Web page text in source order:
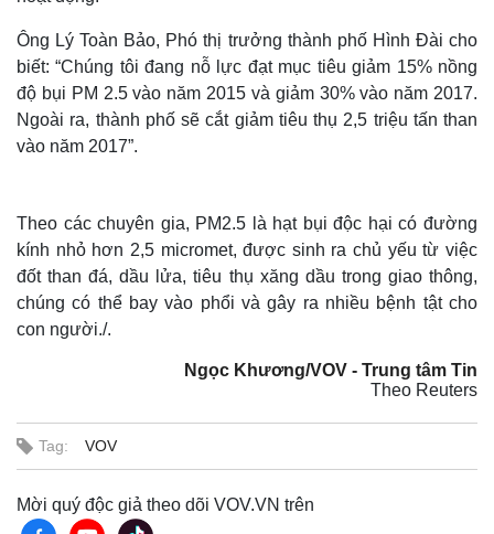
Ông Lý Toàn Bảo, Phó thị trưởng thành phố Hình Đài cho
biết: “Chúng tôi đang nỗ lực đạt mục tiêu giảm 15% nồng
độ bụi PM 2.5 vào năm 2015 và giảm 30% vào năm 2017.
Ngoài ra, thành phố sẽ cắt giảm tiêu thụ 2,5 triệu tấn than
vào năm 2017”.
Theo các chuyên gia, PM2.5 là hạt bụi độc hại có đường
kính nhỏ hơn 2,5 micromet, được sinh ra chủ yếu từ việc
đốt than đá, dầu lửa, tiêu thụ xăng dầu trong giao thông,
chúng có thể bay vào phổi và gây ra nhiều bệnh tật cho
con người./.
Ngọc Khương/VOV - Trung tâm Tin
Theo Reuters
Tag: VOV
Mời quý độc giả theo dõi VOV.VN trên